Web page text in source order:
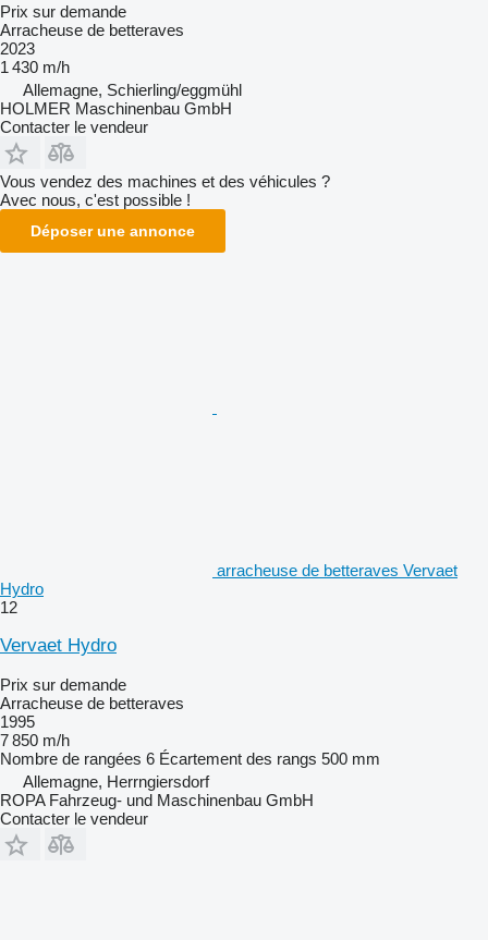
Prix sur demande
Arracheuse de betteraves
2023
1 430 m/h
Allemagne, Schierling/eggmühl
HOLMER Maschinenbau GmbH
Contacter le vendeur
Vous vendez des machines et des véhicules ?
Avec nous, c'est possible !
Déposer une annonce
arracheuse de betteraves Vervaet
Hydro
12
Vervaet Hydro
Prix sur demande
Arracheuse de betteraves
1995
7 850 m/h
Nombre de rangées 6 Écartement des rangs 500 mm
Allemagne, Herrngiersdorf
ROPA Fahrzeug- und Maschinenbau GmbH
Contacter le vendeur